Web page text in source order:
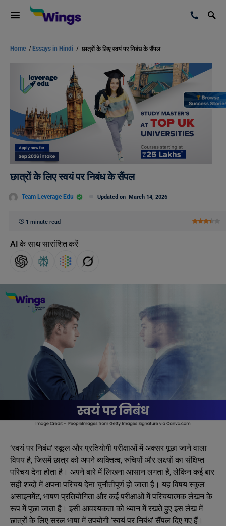
Home / Essays in Hindi / छात्रों के लिए स्वयं पर निबंध के सैंपल
छात्रों के लिए स्वयं पर निबंध के सैंपल
Team Leverage Edu Updated on March 14, 2026
1 minute read
AI के साथ सारांशित करें
‘स्वयं पर निबंध’ स्कूल और प्रतियोगी परीक्षाओं में अक्सर पूछा जाने वाला
विषय है, जिसमें छात्र को अपने व्यक्तित्व, रुचियों और लक्ष्यों का संक्षिप्त
परिचय देना होता है। अपने बारे में लिखना आसान लगता है, लेकिन कई बार
सही शब्दों में अपना परिचय देना चुनौतीपूर्ण हो जाता है। यह विषय स्कूल
असाइनमेंट, भाषण प्रतियोगिता और कई परीक्षाओं में परिचयात्मक लेखन के
रूप में पूछा जाता है। इसी आवश्यकता को ध्यान में रखते हुए इस लेख में
छात्रों के लिए सरल भाषा में उपयोगी ‘स्वयं पर निबंध’ सैंपल दिए गए हैं।